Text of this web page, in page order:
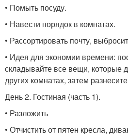
• Помыть посуду.
• Навести порядок в комнатах.
• Рассортировать почту,
• Идея для экономии времени:
складывайте все вещи, которые
других комнатах, затем
День 2. Гостиная (часть 1).
• Разложить
• Отчистить от пятен кресла,